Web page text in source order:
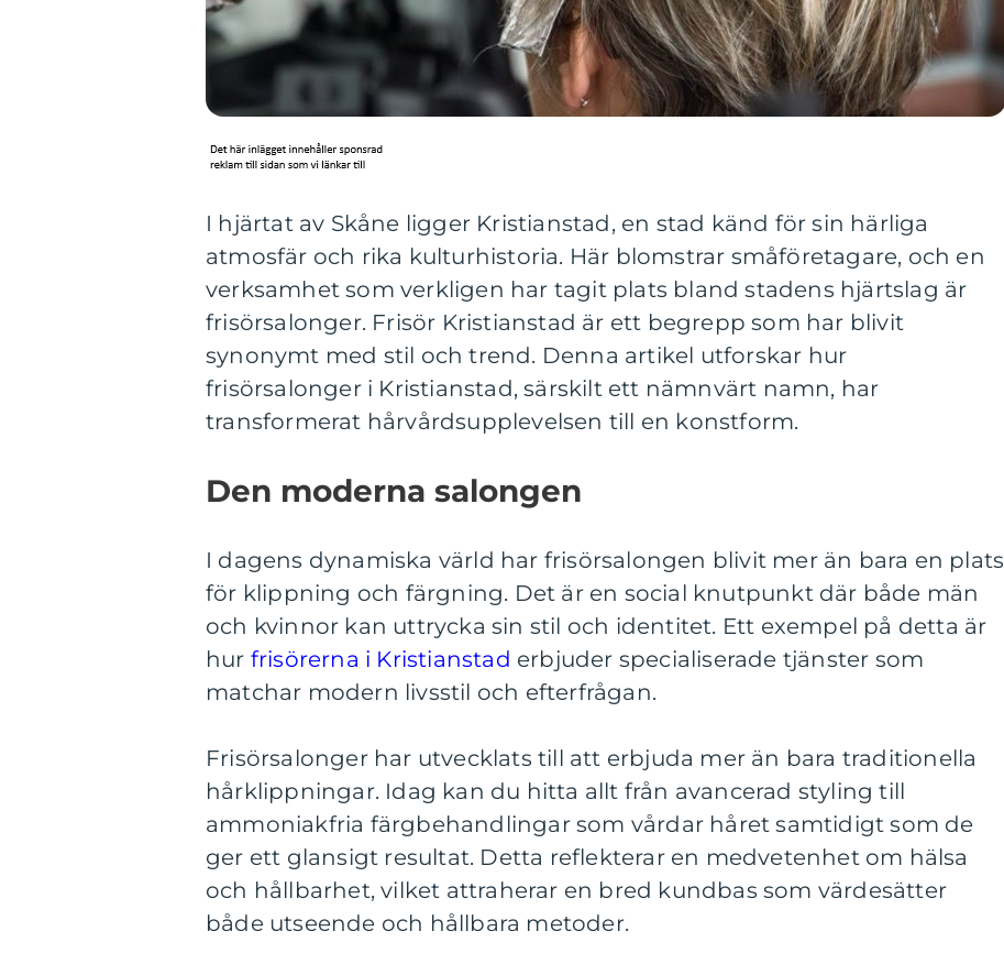
I hjärtat av Skåne ligger Kristianstad, en stad känd för sin härliga
atmosfär och rika kulturhistoria. Här blomstrar småföretagare, och en
verksamhet som verkligen har tagit plats bland stadens hjärtslag är
frisörsalonger. Frisör Kristianstad är ett begrepp som har blivit
synonymt med stil och trend. Denna artikel utforskar hur
frisörsalonger i Kristianstad, särskilt ett nämnvärt namn, har
transformerat hårvårdsupplevelsen till en konstform.
Den moderna salongen
I dagens dynamiska värld har frisörsalongen blivit mer än bara en plats
för klippning och färgning. Det är en social knutpunkt där både män
och kvinnor kan uttrycka sin stil och identitet. Ett exempel på detta är
hur frisörerna i Kristianstad erbjuder specialiserade tjänster som
matchar modern livsstil och efterfrågan.
Frisörsalonger har utvecklats till att erbjuda mer än bara traditionella
hårklippningar. Idag kan du hitta allt från avancerad styling till
ammoniakfria färgbehandlingar som vårdar håret samtidigt som de
ger ett glansigt resultat. Detta reflekterar en medvetenhet om hälsa
och hållbarhet, vilket attraherar en bred kundbas som värdesätter
både utseende och hållbara metoder.